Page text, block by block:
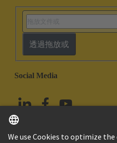
透過拖放或
Social Media